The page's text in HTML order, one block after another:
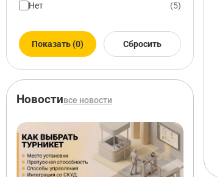
Нет (5)
Показать (0) Сбросить
Новостивсе новости